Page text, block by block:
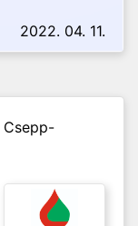
2022. 04. 11.
Csepp-